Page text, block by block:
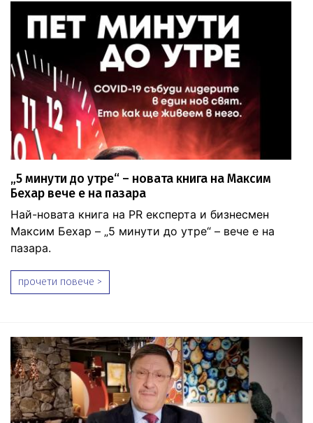
„5 минути до утре“ – новата книга на Максим
Бехар вече е на пазара
Най-новата книга на PR експерта и бизнесмен
Максим Бехар – „5 минути до утре“ – вече е на
пазара.
прочети повече >